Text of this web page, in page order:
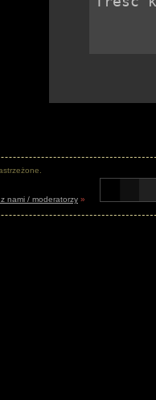
nami / moderatorzy »